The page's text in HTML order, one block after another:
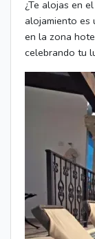
¿Te alojas en
alojamiento es
en la zona
celebrando tu